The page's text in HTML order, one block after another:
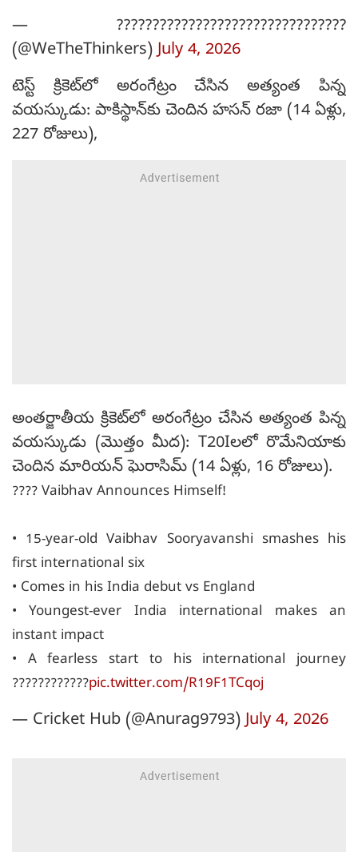
— ????????????????????????????????
(@WeTheThinkers)July 4, 2026
టెస్ట్ క్రికెట్‌లో అరంగేట్రం చేసిన అత్యంత పిన్న
వయస్కుడు: పాకిస్థాన్‌కు చెందిన హసన్ రజా (14 ఏళ్లు,
227 రోజులు),
అంతర్జాతీయ క్రికెట్‌లో అరంగేట్రం చేసిన అత్యంత పిన్న
వయస్కుడు (మొత్తం మీద): T20Iలలో రొమేనియాకు
చెందిన మారియన్ ఘెరాసిమ్ (14 ఏళ్లు, 16 రోజులు).
???? Vaibhav Announces Himself!
• 15-year-old Vaibhav Sooryavanshi smashes his
first international six
• Comes in his India debut vs England
• Youngest-ever India international makes an
instant impact
• A fearless start to his international journey
????????????pic.twitter.com/R19F1TCqoj
— Cricket Hub (@Anurag9793)July 4, 2026